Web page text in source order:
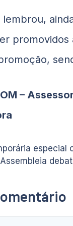
promovidos
–
especial